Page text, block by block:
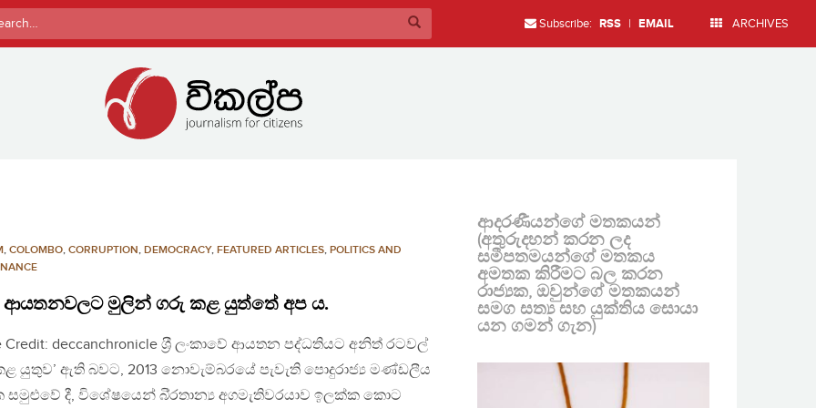
Subscribe: RSS | EMAIL ARCHIVES
, COLOMBO, CORRUPTION, DEMOCRACY, FEATURED ARTICLES, POLITICS AND
ආයතනවලට මුලින් ගරු කළ යුත්තේ අප ය.
Credit: deccanchronicle ශ‍්‍රී ලංකාවේ ආයතන පද්ධතියට අනිත් රටවල්
යුතුව’ ඇති බවට, 2013 නොවැම්බරයේ පැවැති පොදුරාජ්‍ය මණ්ඩලීය
සමුළුවේ දී, විශේෂයෙන් බි‍්‍රතාන්‍ය අගමැතිවරයාව ඉලක්ක කොට
ආදරණීයන්ගේ මතකයන්
(අතුරුදහන් කරන ලද
සමීපතමයන්ගේ මතකය
අමතක කිරීමට බල කරන
රාජ්‍යක, ඔවුන්ගේ මතකයන්
සමග සත්‍ය සහ යුක්තිය සොයා
යන ගමන් ගැන)